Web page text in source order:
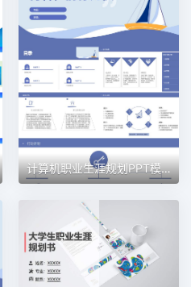
计算机职业生涯规划PPT模板